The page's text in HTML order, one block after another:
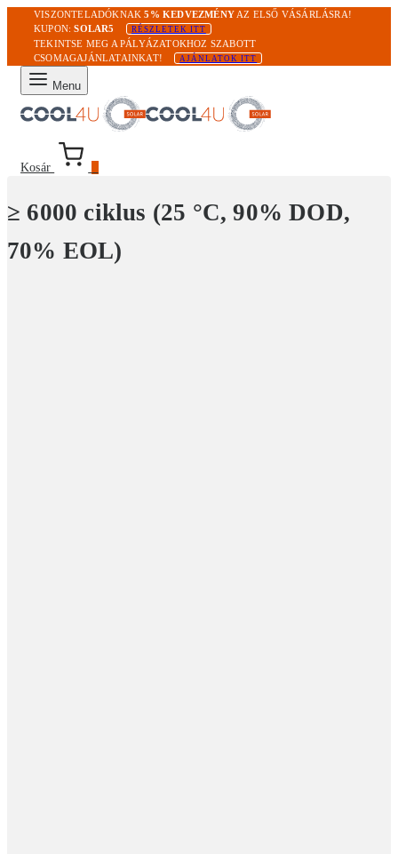
VISZONTELADÓKNAK5% KEDVEZMÉNY AZ ELSŐ VÁSÁRLÁSRA!
KUPON:SOLAR5 RÉSZLETEK ITT
TEKINTSE MEG A PÁLYÁZATOKHOZ SZABOTT
CSOMAGAJÁNLATAINKAT!
AJÁNLATOK ITT
Menu
Kosár
≥ 6000 ciklus (25 °C, 90% DOD,
70% EOL)